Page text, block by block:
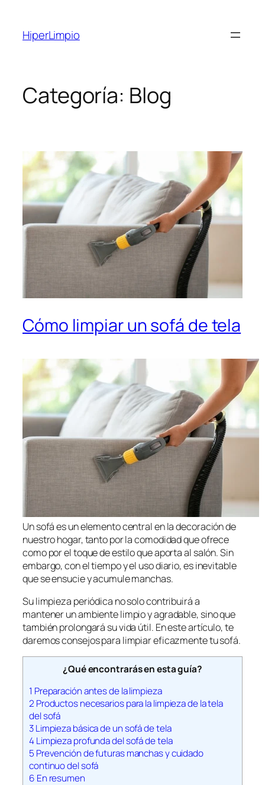
contenido
HiperLimpio
Categoría: Blog
Cómo limpiar un sofá de tela
Un sofá es un elemento central en la decoración de
nuestro hogar, tanto por la comodidad que ofrece
como por el toque de estilo que aporta al salón. Sin
embargo, con el tiempo y el uso diario, es inevitable
que se ensucie y acumule manchas.
Su limpieza periódica no solo contribuirá a
mantener un ambiente limpio y agradable, sino que
también prolongará su vida útil. En este artículo, te
daremos consejos para limpiar eficazmente tu sofá.
¿Qué encontrarás en esta guía?
1 Preparación antes de la limpieza
2 Productos necesarios para la limpieza de la tela
del sofá
3Limpieza básica de un sofá de tela
4Limpieza profunda del sofá de tela
5 Prevención de futuras manchas y cuidado
continuo del sofá
6 En resumen